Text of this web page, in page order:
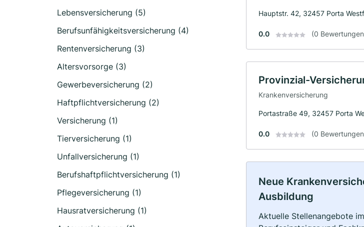
Lebensversicherung (5)
Berufsunfähigkeitsversicherung (4)
Rentenversicherung (3)
Altersvorsorge (3)
Gewerbeversicherung (2)
Haftpflichtversicherung (2)
Versicherung (1)
Tierversicherung (1)
Unfallversicherung (1)
Berufshaftpflichtversicherung (1)
Pflegeversicherung (1)
Hausratversicherung (1)
Hauptstr. 42, 32457 Porta
0.0 (0
Provinzial-
Krankenversicherung
Portastraße 49, 32457 Porta
0.0 (0
Neue
Ausbildung
Aktuelle Stellenangebote